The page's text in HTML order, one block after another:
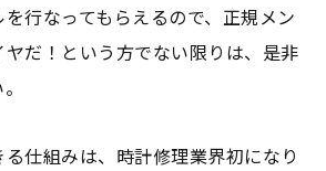
行なってもらえるので、正規メン
だ！という方でない限りは、是非
仕組みは、時計修理業界初になり